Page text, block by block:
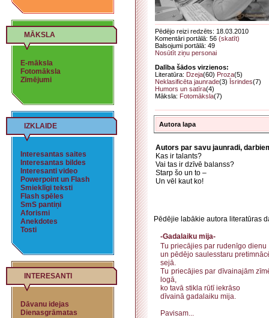
MĀKSLA
E-māksla
Fotomāksla
Zīmējumi
IZKLAIDE
Interesantas saites
Interesantas bildes
Interesanti video
Powerpoint un Flash
Smieklīgi teksti
Flash spēles
SmS pantiņi
Aforismi
Anekdotes
Tosti
INTERESANTI
Dāvanu idejas
Dienasgrāmatas
Pēdējo reizi redzēts: 18.03.2010
Komentāri portālā: 56 (skatīt)
Balsojumi portālā: 49
Nosūtīt ziņu personai
Dalība šādos virzienos:
Literatūra: Dzeja(60) Proza(5)
Neklasificēta jaunrade(3) Īsrindes(7)
Humors un satīra(4)
Māksla: Fotomāksla(7)
Autora lapa
Autors par savu jaunradi,
Kas ir talants?
Vai tas ir dzīvē balanss?
Starp šo un to –
Un vēl kaut ko!
Pēdējie labākie autora literatūras
-Gadalaiku mija-
Tu priecājies par rudenīgo dienu
un pēdējo saulesstaru
sejā.
Tu priecājies par dīvainajām
logā,
ko tavā stikla rūtī iekrāso
dīvainā gadalaiku mija.
Pavisam...